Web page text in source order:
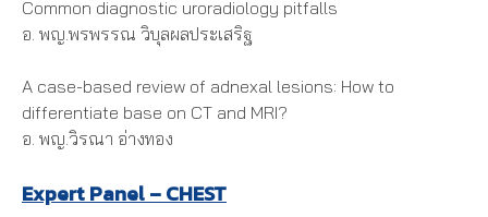
Common diagnostic uroradiology pitfalls
อ. พญ.พรพรรณ วิบุลผลประเสริฐ
A case-based review of adnexal lesions: How to
differentiate base on CT and MRI?
อ. พญ.วิรณา อ่างทอง
Expert Panel – CHEST